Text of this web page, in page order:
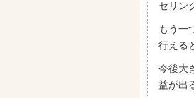
セリン
もう一
行える
今後大
益が出